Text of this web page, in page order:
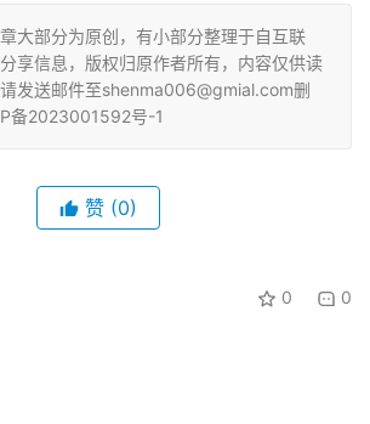
大部分为原创，有小部分整理于自互联
享信息，版权归原作者所有，内容仅供读
发送邮件至shenma006@gmial.com删
备2023001592号-1
赞 (0)
0 0